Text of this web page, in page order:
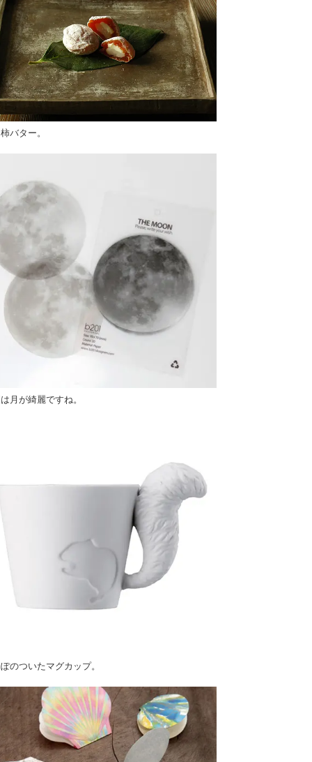
バター。
月が綺麗ですね。
のついたマグカップ。